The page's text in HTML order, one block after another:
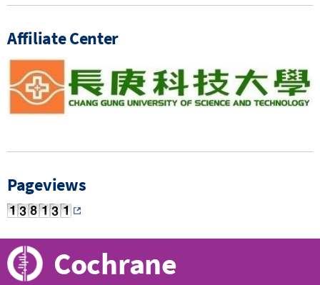
Affiliate Center
Pageviews
Cochrane